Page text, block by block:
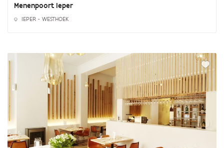
Menenpoort Ieper
IEPER - WESTHOEK